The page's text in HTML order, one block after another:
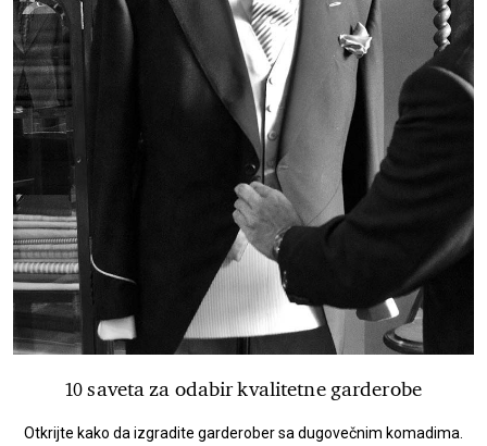
10 saveta za odabir kvalitetne garderobe
Otkrijte kako da izgradite garderober sa dugovečnim komadima.